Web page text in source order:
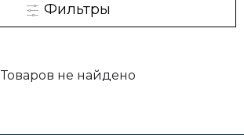
Фильтры
Товаров не найдено